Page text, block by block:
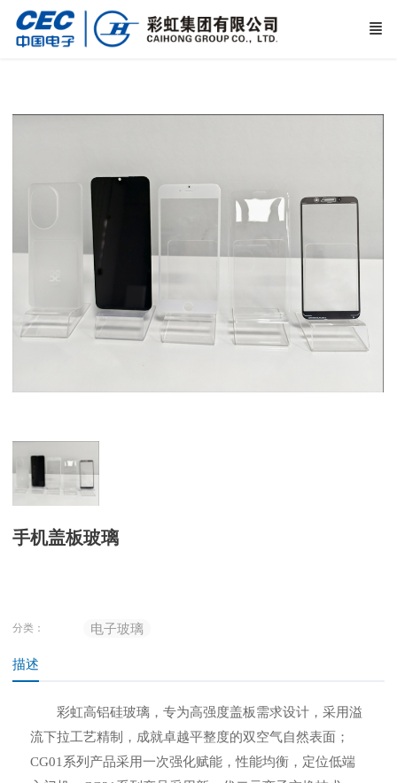
手机盖板玻璃
分类： 电子玻璃
描述
彩虹高铝硅玻璃，专为高强度盖板需求设计，采用溢
流下拉工艺精制，成就卓越平整度的双空气自然表面；
CG01系列产品采用一次强化赋能，性能均衡，定位低端